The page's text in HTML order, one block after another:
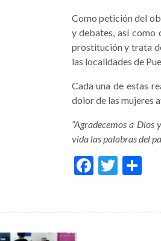
Como petición del
y debates, así como
prostitución y trata
las localidades de
Cada una de estas
dolor de las mujeres
“Agradecemos a
vida las palabras del
Facebook